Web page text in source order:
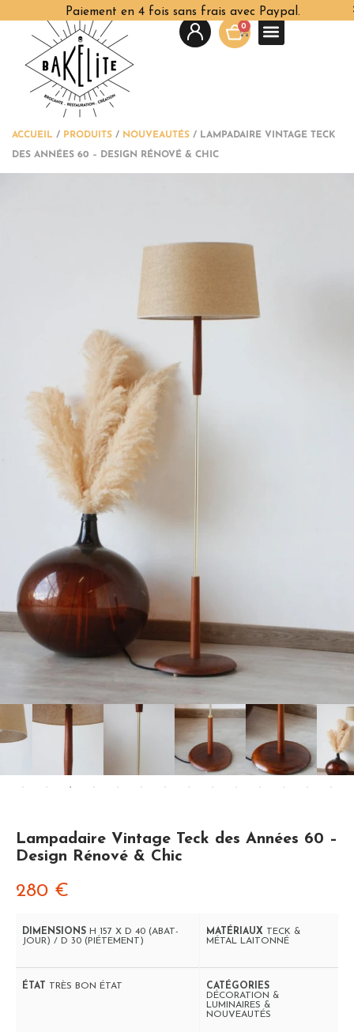
Paiement en 4 fois sans frais avec Paypal.
0
ACCUEIL / PRODUITS / NOUVEAUTÉS / LAMPADAIRE VINTAGE TECK
DES ANNÉES 60 – DESIGN RÉNOVÉ & CHIC
Lampadaire Vintage Teck des Années 60 –
Design Rénové & Chic
280 €
DIMENSIONS H 157 X D 40 (ABAT-
JOUR) / D 30 (PIÉTEMENT)
MATÉRIAUX TECK &
MÉTAL LAITONNÉ
ÉTAT TRÈS BON ÉTAT
CATÉGORIES
DÉCORATION &
LUMINAIRES &
NOUVEAUTÉS